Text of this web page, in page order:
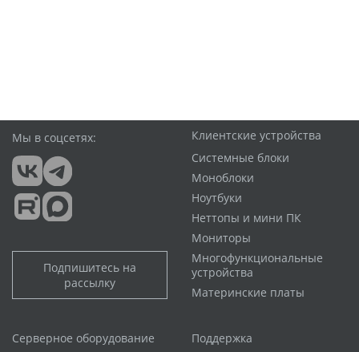
Мы в соцсетях:
Подпишитесь на
рассылку
Клиентские устройства
Системные блоки
Моноблоки
Ноутбуки
Неттопы и мини ПК
Мониторы
Многофункциональные
устройства
Материнские платы
Серверное оборудование
Поддержка